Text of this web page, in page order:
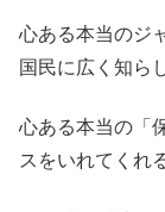
心ある本当のジ
国民に広く知ら
心ある本当の「
スをいれてくれ